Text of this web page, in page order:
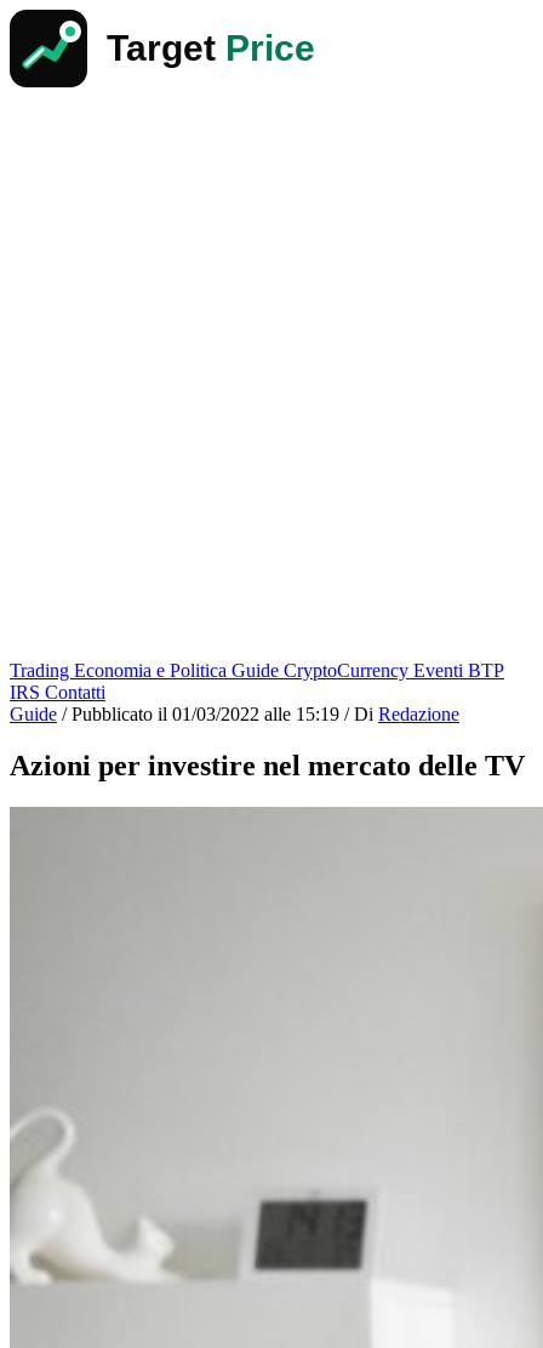
Trading Economia e Politica Guide CryptoCurrency Eventi BTP
IRS Contatti
Guide / Pubblicato il 01/03/2022 alle 15:19 / Di Redazione
Azioni per investire nel mercato delle TV